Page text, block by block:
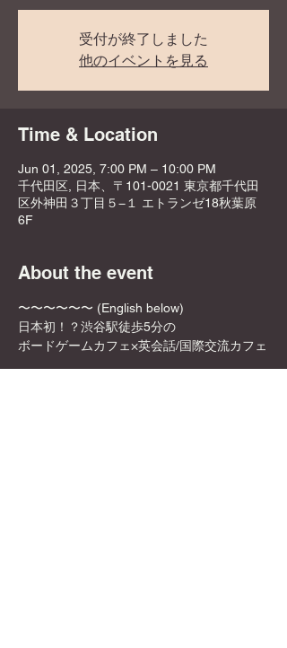
受付が終了しました
他のイベントを見る
Time & Location
Jun 01, 2025, 7:00 PM – 10:00 PM
千代田区, 日本、〒101-0021 東京都千代田
区外神田３丁目５−１ エトランゼ18秋葉原
6F
About the event
〜〜〜〜〜〜 (English below)
日本初！？渋谷駅徒歩5分の
ボードゲームカフェ×英会話/国際交流カフェ